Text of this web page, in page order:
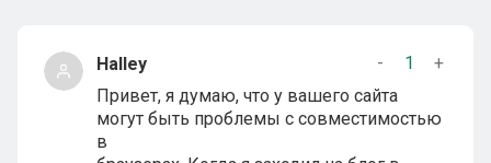
Halley - 1
+
Привет, я думаю, что у вашего сайта
могут быть проблемы с совместимостью
в